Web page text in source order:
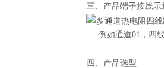
三、产品端子接线示
例如通道01，四线
四、产品选型